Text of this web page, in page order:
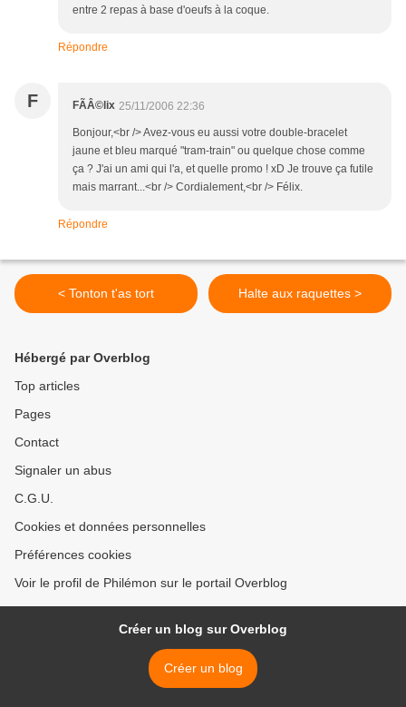
entre 2 repas à base d'oeufs à la coque.
Répondre
F FÃÂ©lix 25/11/2006 22:36
Bonjour,<br /> Avez-vous eu aussi votre double-bracelet
jaune et bleu marqué "tram-train" ou quelque chose comme
ça ? J'ai un ami qui l'a, et quelle promo ! xD Je trouve ça futile
mais marrant...<br /> Cordialement,<br /> Félix.
Répondre
< Tonton t'as tort Halte aux raquettes >
Hébergé par Overblog
Top articles
Pages
Contact
Signaler un abus
C.G.U.
Cookies et données personnelles
Préférences cookies
Voir le profil de Philémon sur le portail Overblog
Créer un blog sur Overblog
Créer un blog